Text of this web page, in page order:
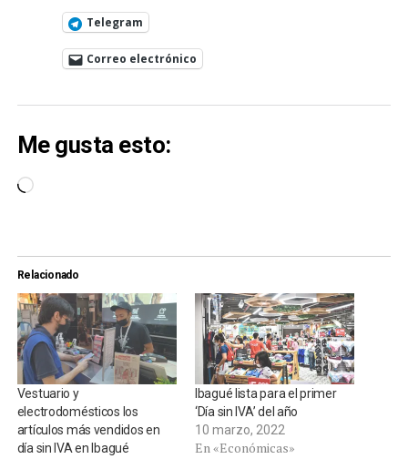
Telegram
Correo electrónico
Me gusta esto:
Cargando...
Relacionado
Vestuario y
electrodomésticos los
artículos más vendidos en
día sin IVA en Ibagué
Ibagué lista para el primer
‘Día sin IVA’ del año
10 marzo, 2022
En «Económicas»